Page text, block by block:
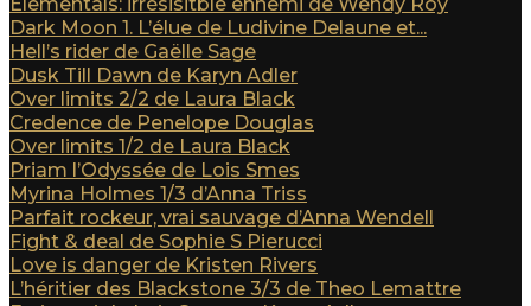
Dark Moon 1. L’élue de Ludivine Delaune et...
Hell’s rider de Gaëlle Sage
Dusk Till Dawn de Karyn Adler
Over limits 2/2 de Laura Black
Credence de Penelope Douglas
Over limits 1/2 de Laura Black
Priam l’Odyssée de Lois Smes
Myrina Holmes 1/3 d’Anna Triss
Parfait rockeur, vrai sauvage d’Anna Wendell
Fight & deal de Sophie S Pierucci
Love is danger de Kristen Rivers
L’héritier des Blackstone 3/3 de Theo Lemattre